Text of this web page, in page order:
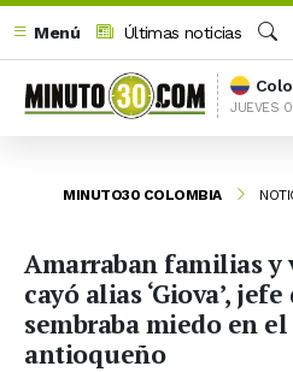
Menú
Últimas noticias
JUEVES
MINUTO30 COLOMBIA
Amarraban familias y
cayó alias ‘Giova’,
sembraba miedo en
antioqueño